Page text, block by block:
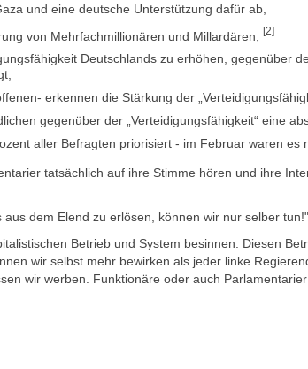
und eine deutsche Unterstützung dafür ab,
von Mehrfachmillionären und Millardären; [2]
Deutschlands zu erhöhen, gegenüber
erkennen die Stärkung der
gegenüber der „Verteidigungsfähigkeit“ eine
aller Befragten priorisiert - im Februar waren es
tatsächlich auf ihre Stimme hören und ihre
dem Elend zu erlösen, können wir nur selber tun!"
Betrieb und System besinnen. Diesen
wir selbst mehr bewirken als jeder linke
wir werben. Funktionäre oder auch